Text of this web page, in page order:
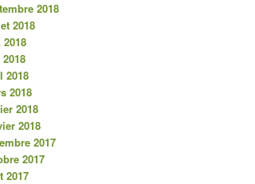
2018
2018
2018
2018
2018
2018
2017
2017
2017